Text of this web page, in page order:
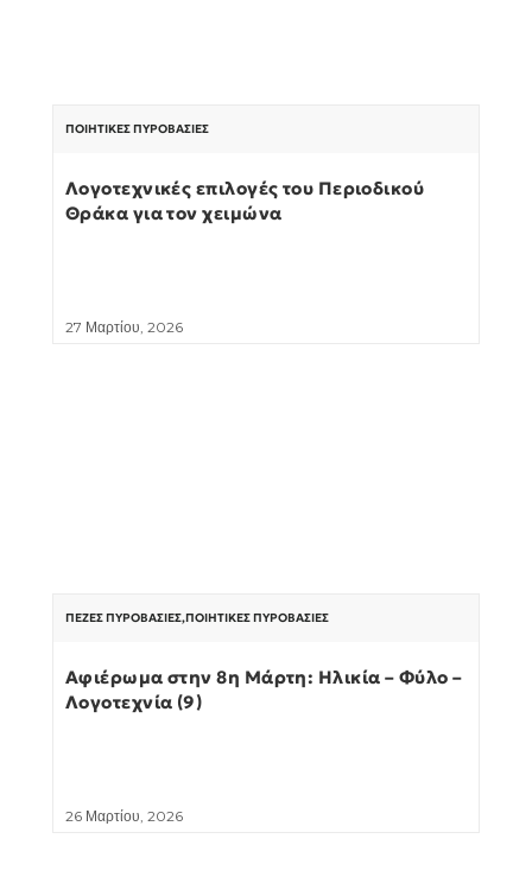
ΠΟΙΗΤΙΚΈΣ ΠΥΡΟΒΑΣΊΕΣ
Λογοτεχνικές επιλογές του Περιοδικού
Θράκα για τον χειμώνα
27 Μαρτίου, 2026
ΠΕΖΈΣ ΠΥΡΟΒΑΣΊΕΣ,ΠΟΙΗΤΙΚΈΣ ΠΥΡΟΒΑΣΊΕΣ
Αφιέρωμα στην 8η Μάρτη: Ηλικία – Φύλο –
Λογοτεχνία (9)
26 Μαρτίου, 2026